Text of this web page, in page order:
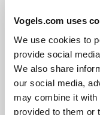
Vogels.com uses
We use cookies to
provide social
We also share
our social media,
may combine it with
provided to them or